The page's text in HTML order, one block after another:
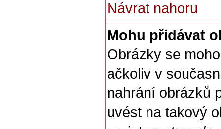
Návrat nahoru
Mohu přidávat
Obrázky se
ačkoliv v
nahrání obrázků
uvést na takový